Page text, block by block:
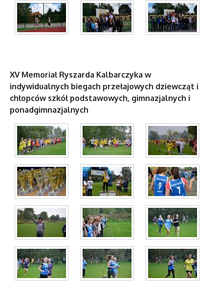
XV Memoriał Ryszarda Kalbarczyka w
indywidualnych biegach przełajowych dziewcząt i
chłopców szkół podstawowych, gimnazjalnych i
ponadgimnazjalnych